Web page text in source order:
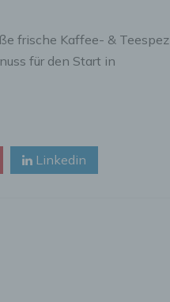
frische Kaffee- &
für den Start in
Linkedin